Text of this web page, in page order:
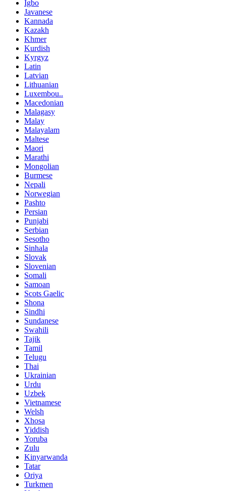
Igbo
Javanese
Kannada
Kazakh
Khmer
Kurdish
Kyrgyz
Latin
Latvian
Lithuanian
Luxembou..
Macedonian
Malagasy
Malay
Malayalam
Maltese
Maori
Marathi
Mongolian
Burmese
Nepali
Norwegian
Pashto
Persian
Punjabi
Serbian
Sesotho
Sinhala
Slovak
Slovenian
Somali
Samoan
Scots Gaelic
Shona
Sindhi
Sundanese
Swahili
Tajik
Tamil
Telugu
Thai
Ukrainian
Urdu
Uzbek
Vietnamese
Welsh
Xhosa
Yiddish
Yoruba
Zulu
Kinyarwanda
Tatar
Oriya
Turkmen